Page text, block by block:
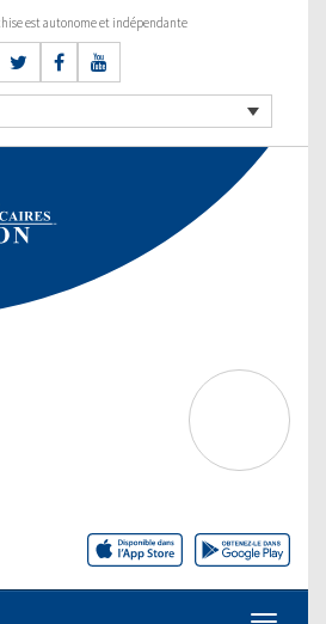
est autonome et indépendante